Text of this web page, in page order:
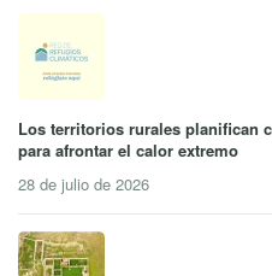
Los territorios rurales planifican
para afrontar el calor extremo
28 de julio de 2026